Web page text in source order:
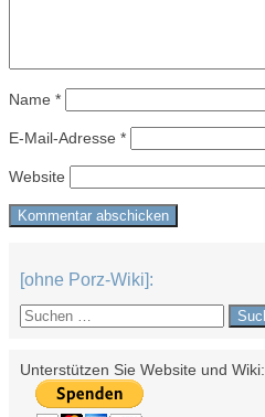
Name *
E-Mail-Adresse *
Website
[ohne Porz-Wiki]:
Suchen
nach:
Unterstützen Sie Website und Wiki: